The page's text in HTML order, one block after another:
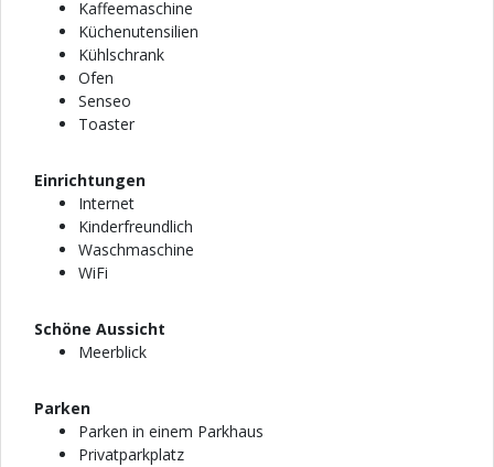
Kaffeemaschine
Küchenutensilien
Kühlschrank
Ofen
Senseo
Toaster
Einrichtungen
Internet
Kinderfreundlich
Waschmaschine
WiFi
Schöne Aussicht
Meerblick
Parken
Parken in einem Parkhaus
Privatparkplatz